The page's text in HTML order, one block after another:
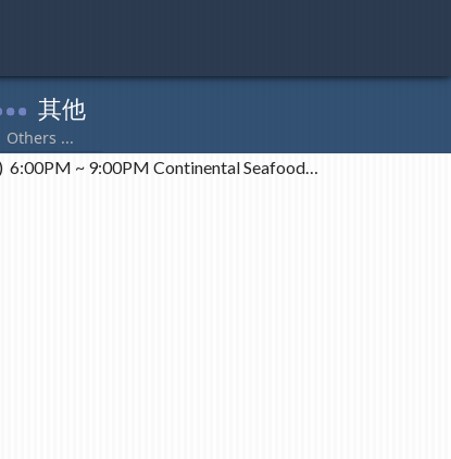
6:00PM ~ 9:00PM Continental Seafood…